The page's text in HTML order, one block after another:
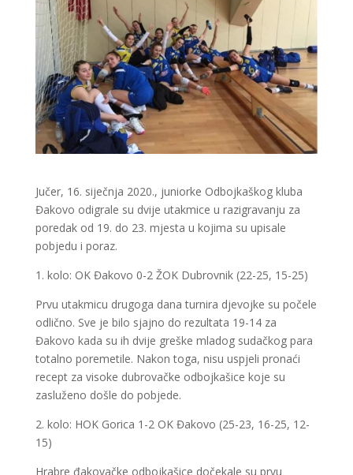
Jučer, 16. siječnja 2020., juniorke Odbojkaškog kluba
Đakovo odigrale su dvije utakmice u razigravanju za
poredak od 19. do 23. mjesta u kojima su upisale
pobjedu i poraz.
1. kolo: OK Đakovo 0-2 ŽOK Dubrovnik (22-25, 15-25)
Prvu utakmicu drugoga dana turnira djevojke su počele
odlično. Sve je bilo sjajno do rezultata 19-14 za
Đakovo kada su ih dvije greške mladog sudačkog para
totalno poremetile. Nakon toga, nisu uspjeli pronaći
recept za visoke dubrovačke odbojkašice koje su
zasluženo došle do pobjede.
2. kolo: HOK Gorica 1-2 OK Đakovo (25-23, 16-25, 12-
15)
Hrabre đakovačke odbojkašice dočekale su prvu